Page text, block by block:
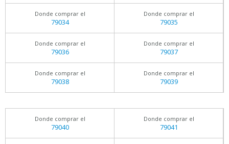
Donde comprar el
79034
Donde comprar el
79035
Donde comprar el
79036
Donde comprar el
79037
Donde comprar el
79038
Donde comprar el
79039
Donde comprar el
79040
Donde comprar el
79041